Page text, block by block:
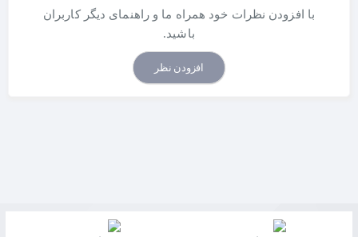
با افزودن نظرات خود همراه ما و راهنمای دیگر کاربران
باشید.
افزودن نظر